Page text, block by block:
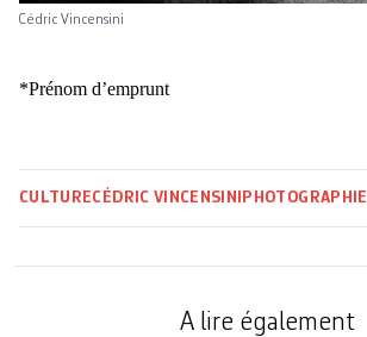
Cédric Vincensini
*Prénom d’emprunt
CULTURECÉDRIC VINCENSINI PHOTOGRAPHIE
A lire également